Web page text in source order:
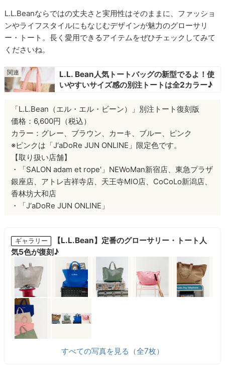
L.L.Beanならではの丈夫さと実用性はそのままに、ファッショ
ンやライフスタイルにもなじむデザインが魅力のグローサリ
ー・トート。長く愛用できるアイテムをぜひチェックしてみて
くださいね。
L.L. Bean人気トートバッグの新型でるよ！使
いやすいサイズ感の別注トートは全2カラー♪
「L.L.Bean（エル・エル・ビーン）」別注トート復刻版
価格：6,600円（税込）
カラー：グレー、ブラウン、カーキ、ブルー、ピンク
※ピンクは「J‘aDoRe JUN ONLINE」限定色です。
【取り扱い店舗】
・「SALON adam et rope'」NEWoMan新宿店、東急プラザ
銀座店、アトレ吉祥寺店、天王寺MIO店、CoCoLo新潟店、
香林坊大和店
・「J‘aDoRe JUN ONLINE」
ギャラリー
【L.L.Bean】定番のグローサリー・トート人
気5色が復刻♪
すべての写真を見る（全7枚）